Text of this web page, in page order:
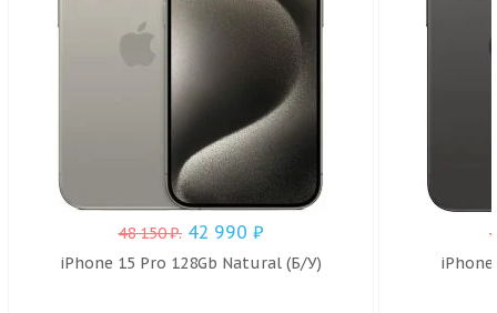
48 150₽. 42 990 ₽
iPhone 15 Pro 128Gb Natural (Б/У)
iPhone